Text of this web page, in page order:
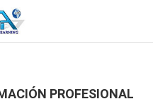
PROFESIONAL